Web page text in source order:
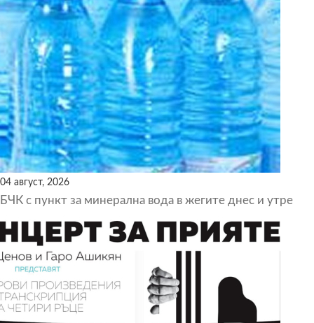
04 август, 2026
БЧК с пункт за минерална вода в жегите днес и утре